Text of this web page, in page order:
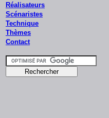
Réalisateurs
Scénaristes
Technique
Thèmes
Contact